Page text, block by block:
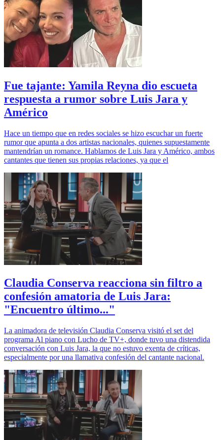
Fue tajante: Yamila Reyna dio escueta
respuesta a rumor sobre Luis Jara y
Américo
Hace un tiempo que en redes sociales se hizo escuchar un fuerte
rumor que apunta a dos artistas nacionales, quienes supuestamente
mantendrían un romance. Hablamos de Luis Jara y Américo, ambos
cantantes que tienen sus propias relaciones, ya que el
Claudia Conserva reacciona sin filtro a
confesión amatoria de Luis Jara:
"Encuentro último..."
La animadora de televisión Claudia Conserva visitó el set del
programa Al piano con Lucho de TV+, donde tuvo una distendida
conversación con Luis Jara, la que no estuvo exenta de críticas,
especialmente por una llamativa confesión del cantante nacional.